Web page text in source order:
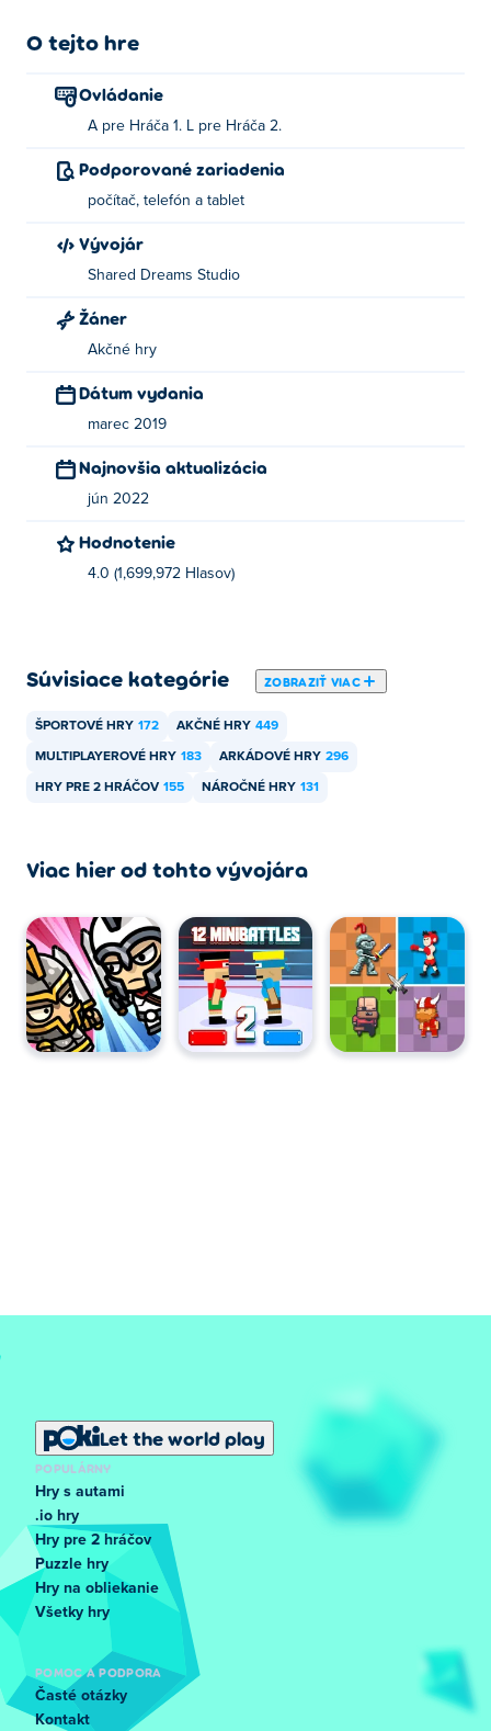
O tejto hre
Ovládanie
A pre Hráča 1. L pre Hráča 2.
Podporované zariadenia
počítač, telefón a tablet
Vývojár
Shared Dreams Studio
Žáner
Akčné hry
Dátum vydania
marec 2019
Najnovšia aktualizácia
jún 2022
Hodnotenie
4.0 (1,699,972 Hlasov)
Súvisiace kategórie ZOBRAZIŤ VIAC
ŠPORTOVÉ HRY 172 AKČNÉ HRY 449
MULTIPLAYEROVÉ HRY 183 ARKÁDOVÉ HRY 296
HRY PRE 2 HRÁČOV 155 NÁROČNÉ HRY 131
Viac hier od tohto vývojára
Let the world play
POPULÁRNY
Hry s autami
.io hry
Hry pre 2 hráčov
Puzzle hry
Hry na obliekanie
Všetky hry
POMOC A PODPORA
Časté otázky
Kontakt